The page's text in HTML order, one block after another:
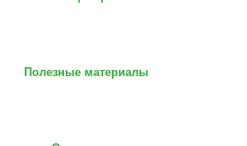
Полезные материалы